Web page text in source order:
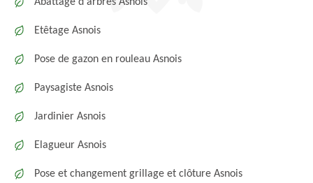
Etêtage Asnois
Pose de gazon en rouleau Asnois
Paysagiste Asnois
Jardinier Asnois
Elagueur Asnois
Pose et changement grillage et clôture Asnois